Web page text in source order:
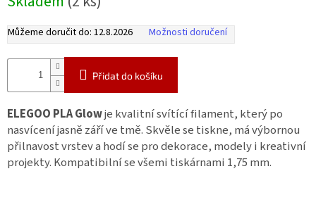
Můžeme doručit do: 12.8.2026 Možnosti doručení
Přidat do košíku
ELEGOO PLA Glowje kvalitní svítící filament, který po
nasvícení jasně září ve tmě. Skvěle se tiskne, má výbornou
přilnavost vrstev a hodí se pro dekorace, modely i kreativní
projekty. Kompatibilní se všemi tiskárnami 1,75 mm.